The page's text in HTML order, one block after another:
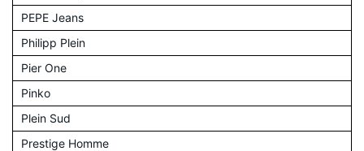
PEPE Jeans
Philipp Plein
Pier One
Pinko
Plein Sud
Prestige Homme